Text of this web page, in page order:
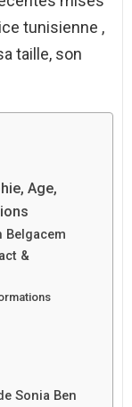
tunisienne ,
taille, son
Age,
Belgacem
&
Sonia Ben